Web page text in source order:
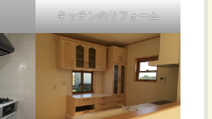
キッチンのリフォーム